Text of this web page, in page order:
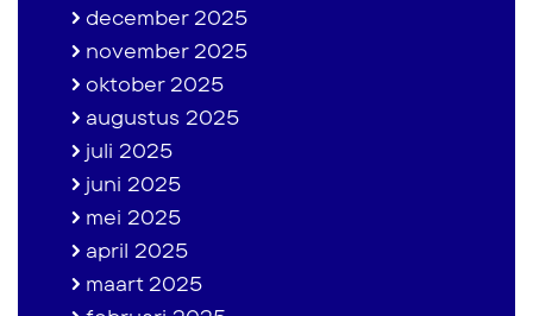
december 2025
november 2025
oktober 2025
augustus 2025
juli 2025
juni 2025
mei 2025
april 2025
maart 2025